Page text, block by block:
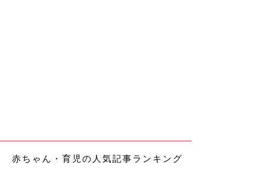
赤ちゃん・育児の人気記事ランキング